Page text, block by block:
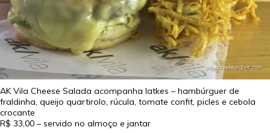
AK Vila Cheese Salada acompanha latkes – hambúrguer de
fraldinha, queijo quartirolo, rúcula, tomate confit, picles e cebola
crocante
R$ 33,00 – servido no almoço e jantar